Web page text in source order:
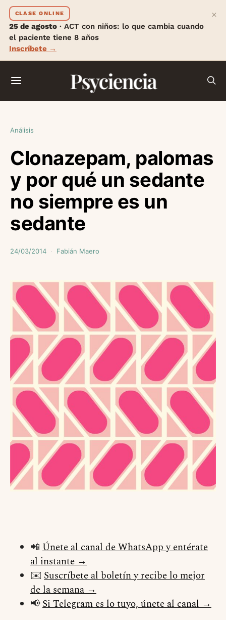
CLASE ONLINE
25 de agosto · ACT con niños: lo que cambia cuando
el paciente tiene 8 años
Inscríbete →
×
Psyciencia
Análisis
Clonazepam, palomas
y por qué un sedante
no siempre es un
sedante
24/03/2014 Fabián Maero
📲 Únete al canal de WhatsApp y entérate
al instante →
✉️ Suscríbete al boletín y recibe lo mejor
de la semana →
📢Si Telegram es lo tuyo, únete al canal →